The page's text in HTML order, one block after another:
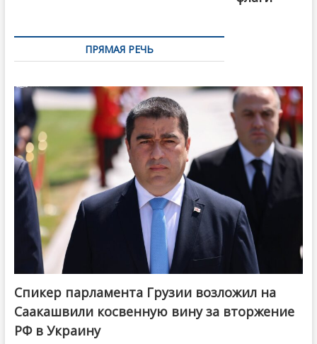
ПРЯМАЯ РЕЧЬ
Спикер парламента Грузии возложил на
Саакашвили косвенную вину за вторжение
РФ в Украину